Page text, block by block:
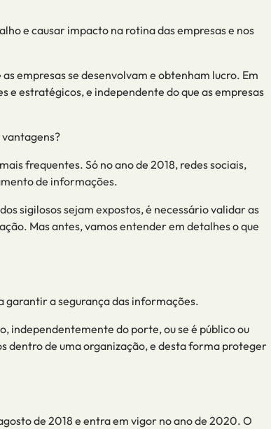
e causar impacto na rotina das empresas e nos
empresas se desenvolvam e obtenham lucro. Em
e estratégicos, e independente do que as empresas
vantagens?
frequentes. Só no ano de 2018, redes sociais,
de informações.
sigilosos sejam expostos,é necessário validar as
Mas antes, vamos entender em detalhes o que
garantir a segurança das informações.
independentemente do porte,ou se é público ou
dentro de uma organização,e desta forma proteger
de 2018 e entra em vigor no ano de 2020. O